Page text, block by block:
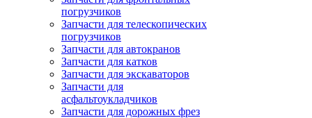
погрузчиков
Запчасти для телескопических
погрузчиков
Запчасти для автокранов
Запчасти для катков
Запчасти для экскаваторов
Запчасти для
асфальтоукладчиков
Запчасти для дорожных фрез